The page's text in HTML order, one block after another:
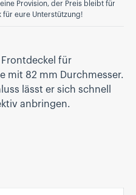
Provision, der Preis bleibt für
für eure Unterstützung!
Frontdeckel für
mit 82 mm Durchmesser.
lässt er sich schnell
anbringen.